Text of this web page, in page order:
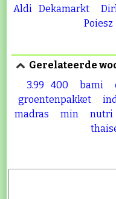
Aldi Dekamarkt
Poiesz
Gerelateerde
3.99
400 bami
groentenpakket
madras
min nutri